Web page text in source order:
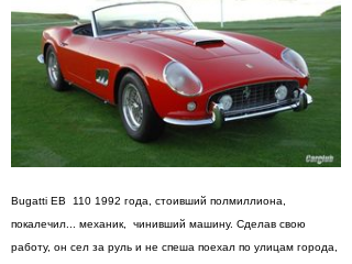
Bugatti EB 110 1992 года, стоивший полмиллиона,
покалечил... механик, чинивший машину. Сделав свою
работу, он сел за руль и не спеша поехал по улицам города,